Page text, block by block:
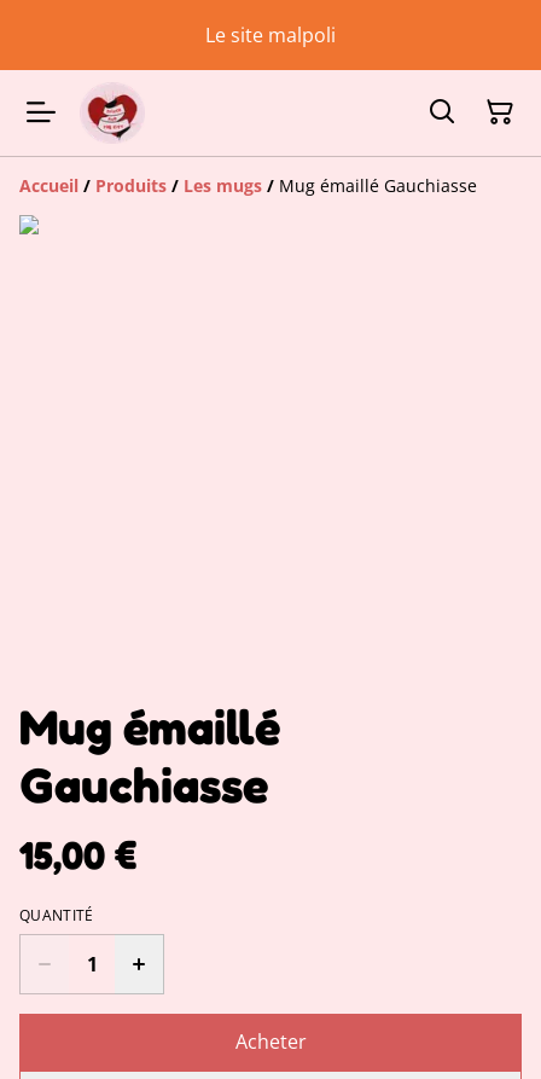
Le site malpoli
Accueil / Produits / Les mugs / Mug émaillé Gauchiasse
Mug émaillé
Gauchiasse
15,00 €
QUANTITÉ
Acheter